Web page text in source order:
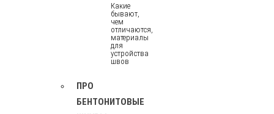
Какие
бывают,
чем
отличаются,
материалы
для
устройства
швов
ПРО
БЕНТОНИТОВЫЕ